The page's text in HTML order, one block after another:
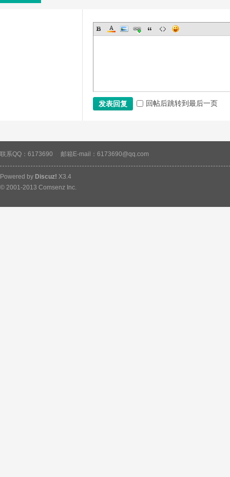
材
发表回复 回帖后跳转到最后一页
联系QQ：6173690 邮箱E-mail：6173690@qq.com
Powered by Discuz! X3.4
© 2001-2013 Comsenz Inc.